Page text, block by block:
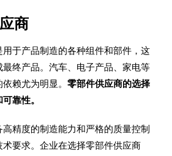
商
于产品制造的各种组件和部件，这
终产品。汽车、电子产品、家电等
依赖尤为明显。零部件供应商的选择
靠性。
精度的制造能力和严格的质量控制
要求。企业在选择零部件供应商